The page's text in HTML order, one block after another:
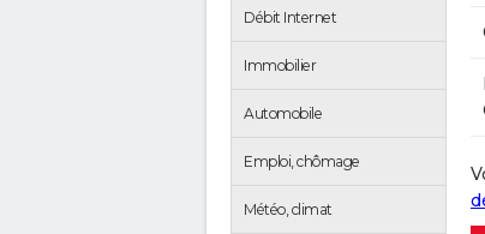
Débit Internet
Immobilier
Automobile
Emploi, chômage
Météo, climat